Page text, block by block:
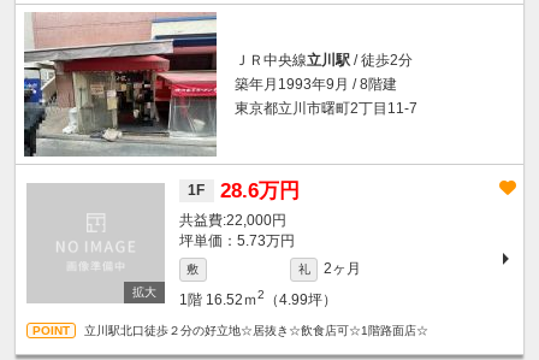
ＪＲ中央線立川駅 / 徒歩2分
築年月1993年9月 / 8階建
東京都立川市曙町2丁目11-7
1F 28.6万円
22,000円
坪単価：5.73万円
敷 礼
2ヶ月
1階 16.52ｍ2 （4.99坪）
立川駅北口徒歩２分の好立地☆居抜き☆飲食店可☆1階路面店☆